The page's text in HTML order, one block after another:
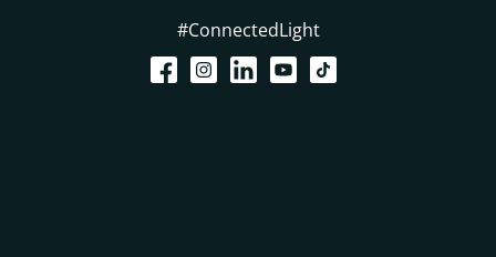
#ConnectedLight